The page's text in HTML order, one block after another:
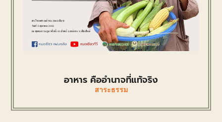
อาหาร คืออำนาจที่แท้จริง
สาระธรรม